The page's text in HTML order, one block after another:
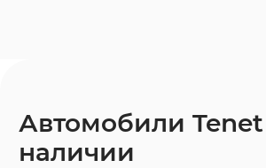
Автомобили Tenet
наличии